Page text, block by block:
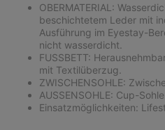
OBERMATERIAL:
beschichtetem Leder mit
Ausführung im Eyestay-
nicht wasserdicht.
FUSSBETT:
mit Textilüberzug.
ZWISCHENSOHLE:
AUSSENSOHLE: Cup-Sohle.
Einsatzmöglichkeiten: